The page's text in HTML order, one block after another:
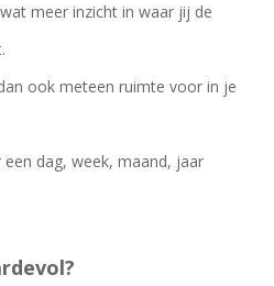
meer inzicht in waar jij de
ook meteen ruimte voor in je
dag, week, maand, jaar